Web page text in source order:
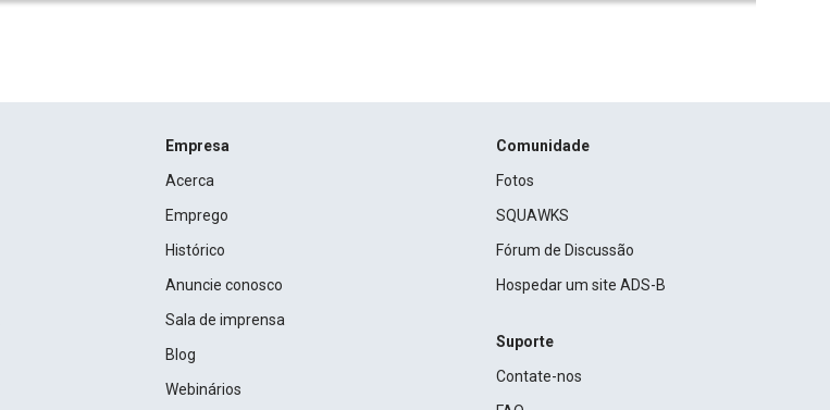
Empresa
Acerca
Emprego
Histórico
Anuncie conosco
Sala de imprensa
Blog
Webinários
Comunidade
Fotos
SQUAWKS
Fórum de Discussão
Hospedar um site ADS-B
Suporte
Contate-nos